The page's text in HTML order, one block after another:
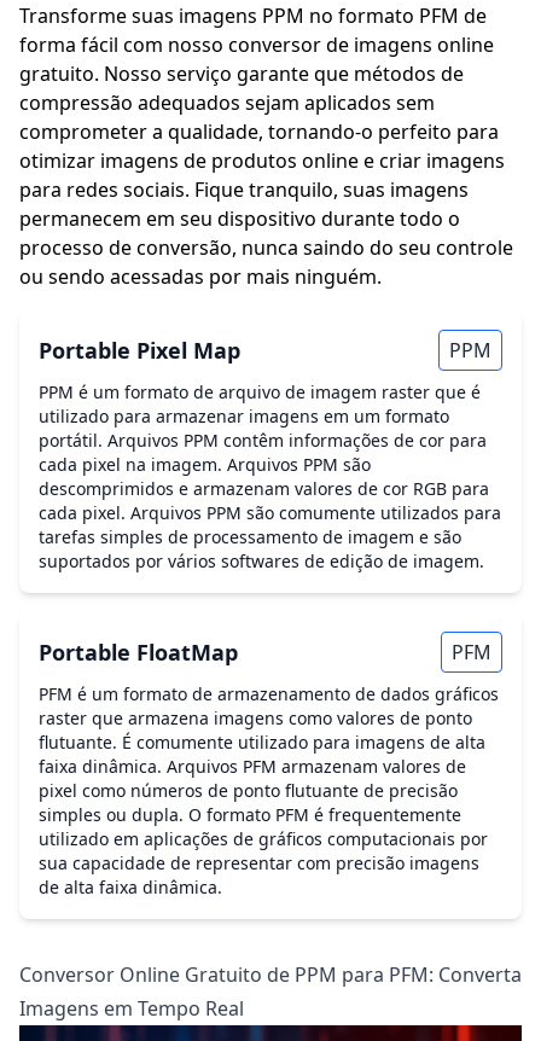
Transforme suas imagens PPM no formato PFM de
forma fácil com nosso conversor de imagens online
gratuito. Nosso serviço garante que métodos de
compressão adequados sejam aplicados sem
comprometer a qualidade, tornando-o perfeito para
otimizar imagens de produtos online e criar imagens
para redes sociais. Fique tranquilo, suas imagens
permanecem em seu dispositivo durante todo o
processo de conversão, nunca saindo do seu controle
ou sendo acessadas por mais ninguém.
Portable Pixel Map PPM
PPM é um formato de arquivo de imagem raster que é
utilizado para armazenar imagens em um formato
portátil. Arquivos PPM contêm informações de cor para
cada pixel na imagem. Arquivos PPM são
descomprimidos e armazenam valores de cor RGB para
cada pixel. Arquivos PPM são comumente utilizados para
tarefas simples de processamento de imagem e são
suportados por vários softwares de edição de imagem.
Portable FloatMap PFM
PFM é um formato de armazenamento de dados gráficos
raster que armazena imagens como valores de ponto
flutuante. É comumente utilizado para imagens de alta
faixa dinâmica. Arquivos PFM armazenam valores de
pixel como números de ponto flutuante de precisão
simples ou dupla. O formato PFM é frequentemente
utilizado em aplicações de gráficos computacionais por
sua capacidade de representar com precisão imagens
de alta faixa dinâmica.
Conversor Online Gratuito de PPM para PFM: Converta
Imagens em Tempo Real